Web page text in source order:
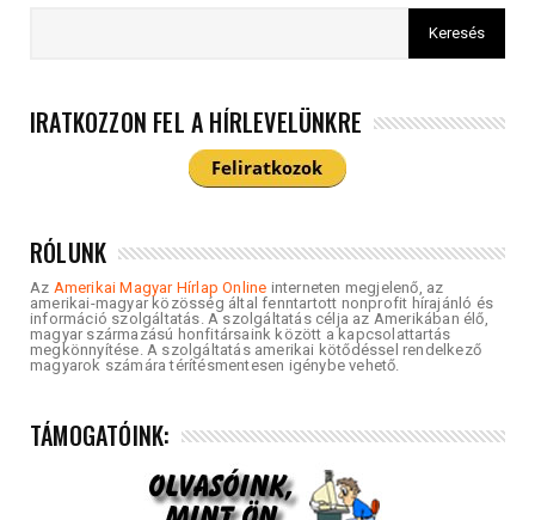
IRATKOZZON FEL A HÍRLEVELÜNKRE
RÓLUNK
Az Amerikai Magyar Hírlap Online interneten megjelenő, az
amerikai-magyar közösség által fenntartott nonprofit hírajánló és
információ szolgáltatás. A szolgáltatás célja az Amerikában élő,
magyar származású honfitársaink között a kapcsolattartás
megkönnyítése. A szolgáltatás amerikai kötődéssel rendelkező
magyarok számára térítésmentesen igénybe vehető.
TÁMOGATÓINK: